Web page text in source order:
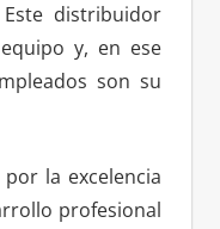
distribuidor
y, en ese
son su
la excelencia
profesional